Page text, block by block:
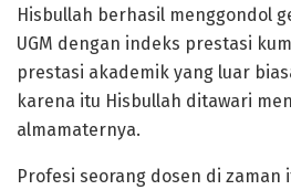
Hisbullah berhasil menggondol
UGM dengan indeks prestasi
prestasi akademik yang luar
karena itu Hisbullah ditawari
almamaternya.
Profesi seorang dosen di